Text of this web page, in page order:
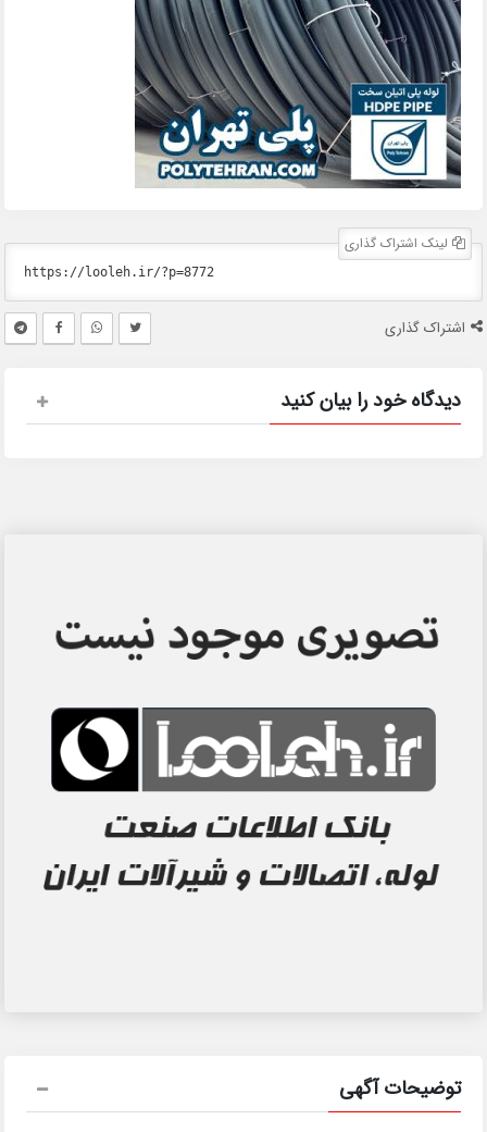
لینک اشتراک گذاری
اشتراک گذاری
دیدگاه خود را بیان کنید
توضیحات آگهی